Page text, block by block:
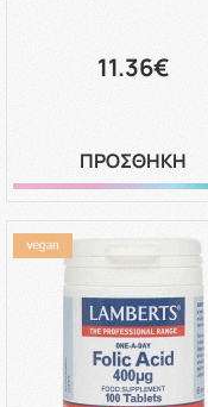
11.36€
ΠΡΟΣΘΗΚΗ